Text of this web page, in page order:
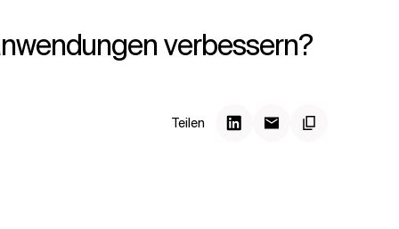
verbessern?
Teilen